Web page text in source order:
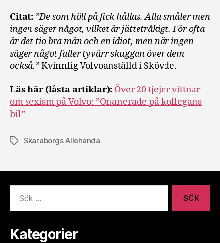
Citat: ”De som höll på fick hållas. Alla småler men
ingen säger något, vilket är jättetråkigt. För ofta
är det tio bra män och en idiot, men när ingen
säger något faller tyvärr skuggan över dem
också.”Kvinnlig Volvoanställd i Skövde.
Läs här (låsta artiklar): Över 20 tjejer vittnar
om sexism på Volvo: ”Onanerade på kollegans
bil”
EtiketterSkaraborgs Allehanda
efter:
Kategorier